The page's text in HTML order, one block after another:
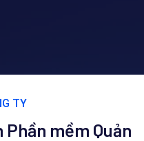
TY
mềm Quản